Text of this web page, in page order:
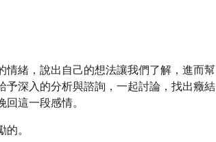
緒，說出自己的想法讓我們了解，進而幫
予深入的分析與諮詢，一起討論，找出癥結
這一段感情。
。